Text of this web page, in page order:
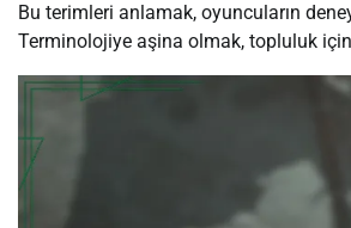
Bu terimleri anlamak, oyuncuların
Terminolojiye aşina olmak, topluluk